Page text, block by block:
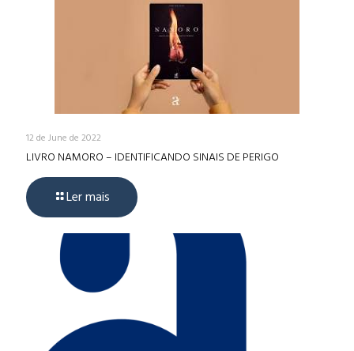
12 de June de 2022
LIVRO NAMORO – IDENTIFICANDO SINAIS DE PERIGO
Ler mais